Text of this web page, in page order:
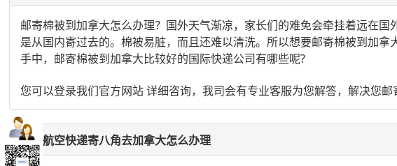
邮寄棉被到加拿大怎么办理？国外天气渐凉，家长们的难免会牵挂着远在
是从国内寄过去的。棉被易脏，而且还难以清洗。所以想要邮寄棉被到加
手中，邮寄棉被到加拿大比较好的国际快递公司有哪些呢?
您可以登录我们官方网站 详细咨询，我司会有专业客服为您解答，解决您
国际航空快递寄八角去加拿大怎么办理